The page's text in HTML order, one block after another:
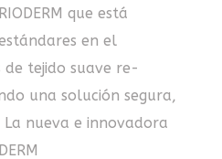
que está
en el
tejido suave re-
una solución segura,
nueva e innovadora